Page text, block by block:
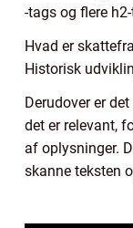
-tags og flere
Hvad er
Historisk
Derudover er
det er relevant,
af oplysninger.
skanne teksten